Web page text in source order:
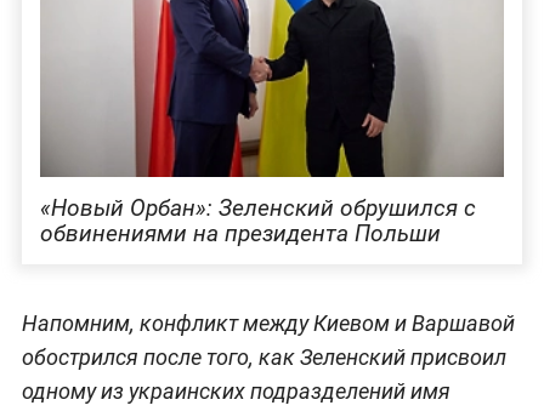
«Новый Орбан»: Зеленский обрушился с
обвинениями на президента Польши
Напомним, конфликт между Киевом и Варшавой
обострился после того, как Зеленский присвоил
одному из украинских подразделений имя